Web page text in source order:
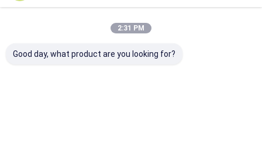
अनुशंसित उत्पाद
2:31 PM
Good day, what product are you looking for?